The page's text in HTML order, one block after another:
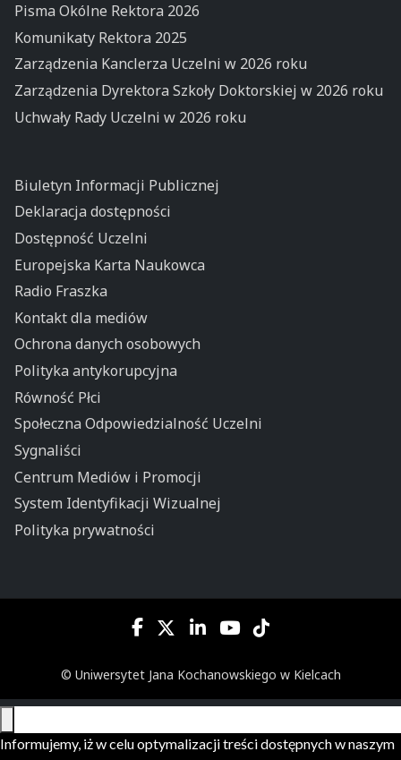
Pisma Okólne Rektora 2026
Komunikaty Rektora 2025
Zarządzenia Kanclerza Uczelni w 2026 roku
Zarządzenia Dyrektora Szkoły Doktorskiej w 2026 roku
Uchwały Rady Uczelni w 2026 roku
Biuletyn Informacji Publicznej
Deklaracja dostępności
Dostępność Uczelni
Europejska Karta Naukowca
Radio Fraszka
Kontakt dla mediów
Ochrona danych osobowych
Polityka antykorupcyjna
Równość Płci
Społeczna Odpowiedzialność Uczelni
Sygnaliści
Centrum Mediów i Promocji
System Identyfikacji Wizualnej
Polityka prywatności
© Uniwersytet Jana Kochanowskiego w Kielcach
Informujemy, iż w celu optymalizacji treści dostępnych w naszym